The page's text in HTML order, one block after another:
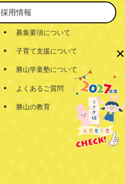
採用情報
募集要項について
子育て支援について
勝山学童塾について
よくあるご質問
勝山の教育
×